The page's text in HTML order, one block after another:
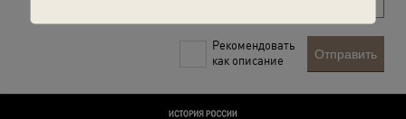
Рекомендовать
как описание
Отправить